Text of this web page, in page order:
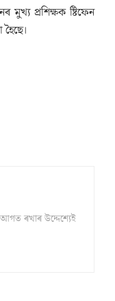
মুখ্য প্ৰশিক্ষক ষ্টিফেন
ৰখাৰ উদ্দেশ্যেই